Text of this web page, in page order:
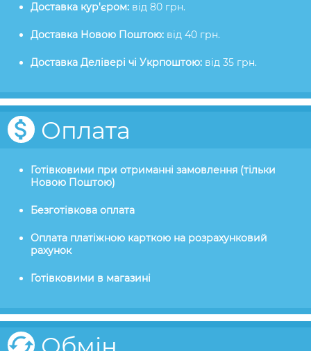
Доставка кур'єром: від 80 грн.
Доставка Новою Поштою: від 40 грн.
Доставка Делівері чі Укрпоштою: від 35 грн.
Оплата
Готівковими при отриманні замовлення (тільки
Новою Поштою)
Безготівкова оплата
Оплата платіжною карткою на розрахунковий
рахунок
Готівковими в магазині